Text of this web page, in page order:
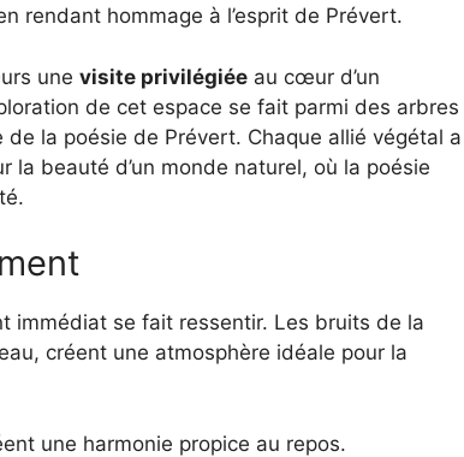
rendant hommage à l’esprit de Prévert.
une visite privilégiée au cœur d’un
de cet espace se fait parmi des arbres
la poésie de Prévert. Chaque allié végétal a
la beauté d’un monde naturel, où la poésie
immédiat se fait ressentir. Les bruits de la
créent une atmosphère idéale pour la
une harmonie propice au repos.